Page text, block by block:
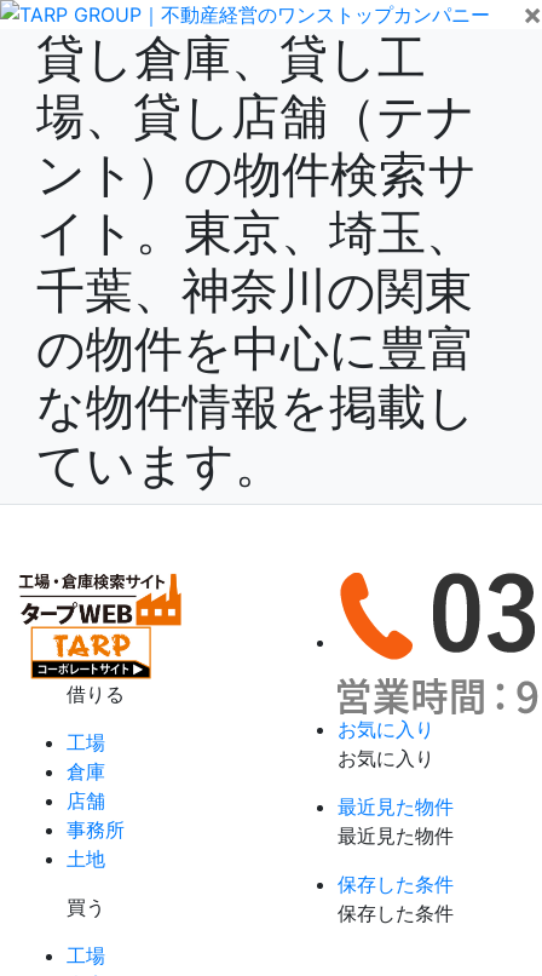
×
貸し倉庫、貸し工
場、貸し店舗（テナ
ント）の物件検索サ
イト。東京、埼玉、
千葉、神奈川の関東
の物件を中心に豊富
な物件情報を掲載し
ています。
借りる
工場
倉庫
店舗
事務所
土地
買う
工場
お気に入り
お気に入り
最近見た物件
最近見た物件
保存した条件
保存した条件